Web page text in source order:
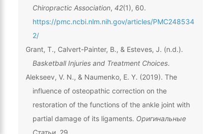
Chiropractic Association, 42(1), 60.
https://pmc.ncbi.nlm.nih.gov/articles/PMC248534
2/
Grant, T., Calvert-Painter, B., & Esteves, J. (n.d.).
Basketball Injuries and Treatment Choices.
Alekseev, V. N., & Naumenko, E. Y. (2019). The
influence of osteopathic correction on the
restoration of the functions of the ankle joint with
partial damage of its ligaments. Оригинальные
Статьи, 29.